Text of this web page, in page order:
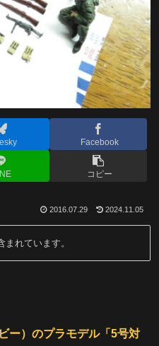
Facebook
コピー
2016.07.29 2024.11.05
れています。
ー）のプラモデル「5号対